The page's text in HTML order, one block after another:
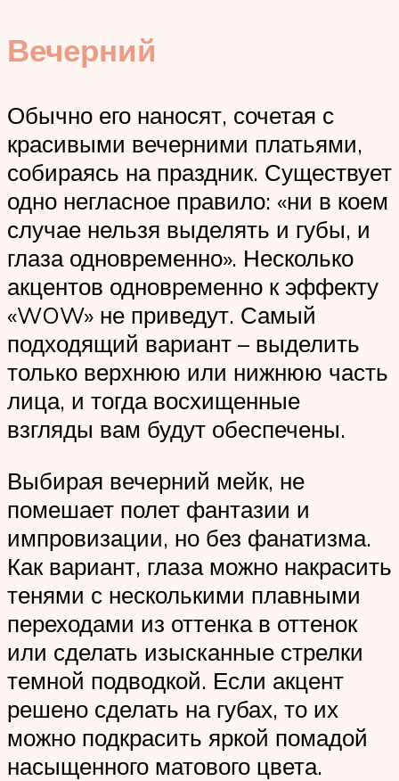
Вечерний
Обычно его наносят, сочетая с
красивыми вечерними платьями,
собираясь на праздник. Существует
одно негласное правило: «ни в коем
случае нельзя выделять и губы, и
глаза одновременно». Несколько
акцентов одновременно к эффекту
«WOW» не приведут. Самый
подходящий вариант – выделить
только верхнюю или нижнюю часть
лица, и тогда восхищенные
взгляды вам будут обеспечены.
Выбирая вечерний мейк, не
помешает полет фантазии и
импровизации, но без фанатизма.
Как вариант, глаза можно накрасить
тенями с несколькими плавными
переходами из оттенка в оттенок
или сделать изысканные стрелки
темной подводкой. Если акцент
решено сделать на губах, то их
можно подкрасить яркой помадой
насыщенного матового цвета.